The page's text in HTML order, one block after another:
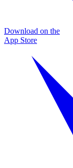
Download on the
App Store